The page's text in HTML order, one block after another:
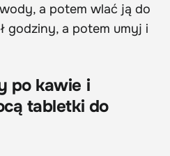
a potem wlać ją do
godziny, a potem umyj i
po kawie i
tabletki do